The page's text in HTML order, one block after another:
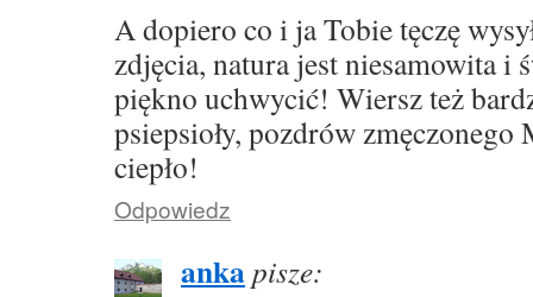
A dopiero co i ja Tobie tęczę
zdjęcia, natura jest niesamowita i
piękno uchwycić! Wiersz też
psiepsioły, pozdrów zmęczonego
ciepło!
Odpowiedz
ankapisze: